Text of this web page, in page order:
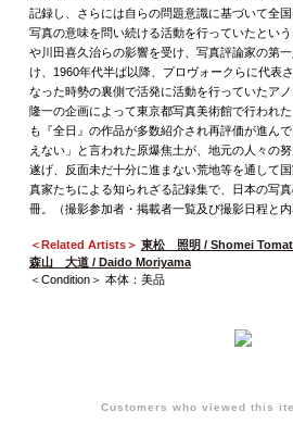
記録し、さらには自らの問題意識に基づいて全
写真の意味を問い続ける活動を行っていたとい
や川田喜久治らの影響を受け、写真評論家の第
け、1960年代半ば以降、プロヴォークらに代表
なった時勢の裏側で活発に活動を行っていたア
隆一の企画によって東京都写真美術館で行われ
も『全日』の作品が多数紹介され再評価が進ん
えない」と言われた原爆焦土が、地元の人々の
遂げ、反面未だ十分に進まない荒地等を通して
真家たちによる知られざる記録集で、日本の写
冊。（撮影参加者・掲載者一覧及び撮影日程と内
＜Related Artists＞ 東松 照明 / Shomei
森山 大道 / Daido Moriyama
＜Condition＞ 本体：美品
Customers who viewed this